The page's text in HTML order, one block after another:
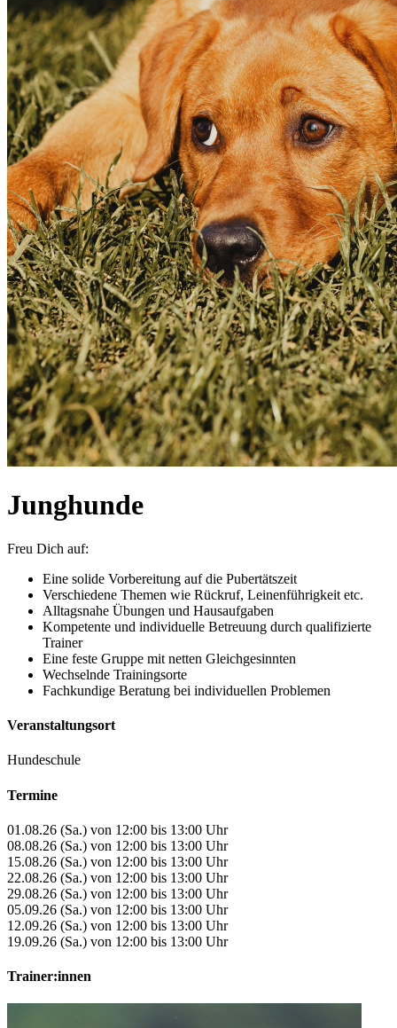
Junghunde
Freu Dich auf:
Eine solide Vorbereitung auf die Pubertätszeit
Verschiedene Themen wie Rückruf, Leinenführigkeit etc.
Alltagsnahe Übungen und Hausaufgaben
Kompetente und individuelle Betreuung durch qualifizierte
Trainer
Eine feste Gruppe mit netten Gleichgesinnten
Wechselnde Trainingsorte
Fachkundige Beratung bei individuellen Problemen
Veranstaltungsort
Hundeschule
Termine
01.08.26 (Sa.) von 12:00 bis 13:00 Uhr
08.08.26 (Sa.) von 12:00 bis 13:00 Uhr
15.08.26 (Sa.) von 12:00 bis 13:00 Uhr
22.08.26 (Sa.) von 12:00 bis 13:00 Uhr
29.08.26 (Sa.) von 12:00 bis 13:00 Uhr
05.09.26 (Sa.) von 12:00 bis 13:00 Uhr
12.09.26 (Sa.) von 12:00 bis 13:00 Uhr
19.09.26 (Sa.) von 12:00 bis 13:00 Uhr
Trainer:innen